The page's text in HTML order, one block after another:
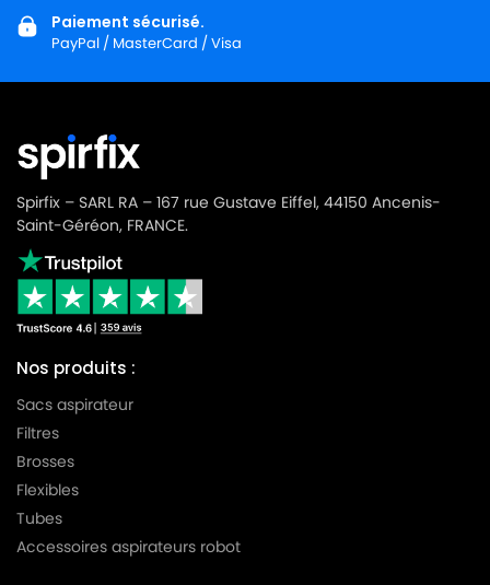
Paiement sécurisé.
PayPal / MasterCard / Visa
Spirfix – SARL RA – 167 rue Gustave Eiffel, 44150 Ancenis-
Saint-Géréon, FRANCE.
Nos produits :
Sacs aspirateur
Filtres
Brosses
Flexibles
Tubes
Accessoires aspirateurs robot